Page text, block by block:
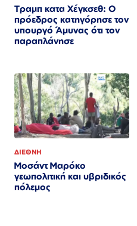
Τραμπ κατα Χέγκσεθ: Ο
πρόεδρος κατηγόρησε τον
υπουργό Άμυνας ότι τον
παραπλάνησε
ΔΙΕΘΝΗ
Μοσάντ Μαρόκο
γεωπολιτική και υβριδικός
πόλεμος